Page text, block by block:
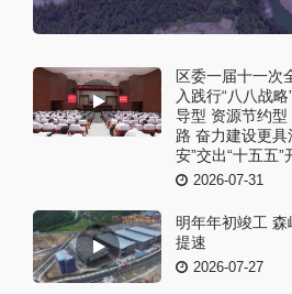
区委一届十一次
入践行“八八战
导型 资源节约型
路 奋力建设更具
安”交出“十五五
2026-07-31
明年年初竣工
提速
2026-07-27